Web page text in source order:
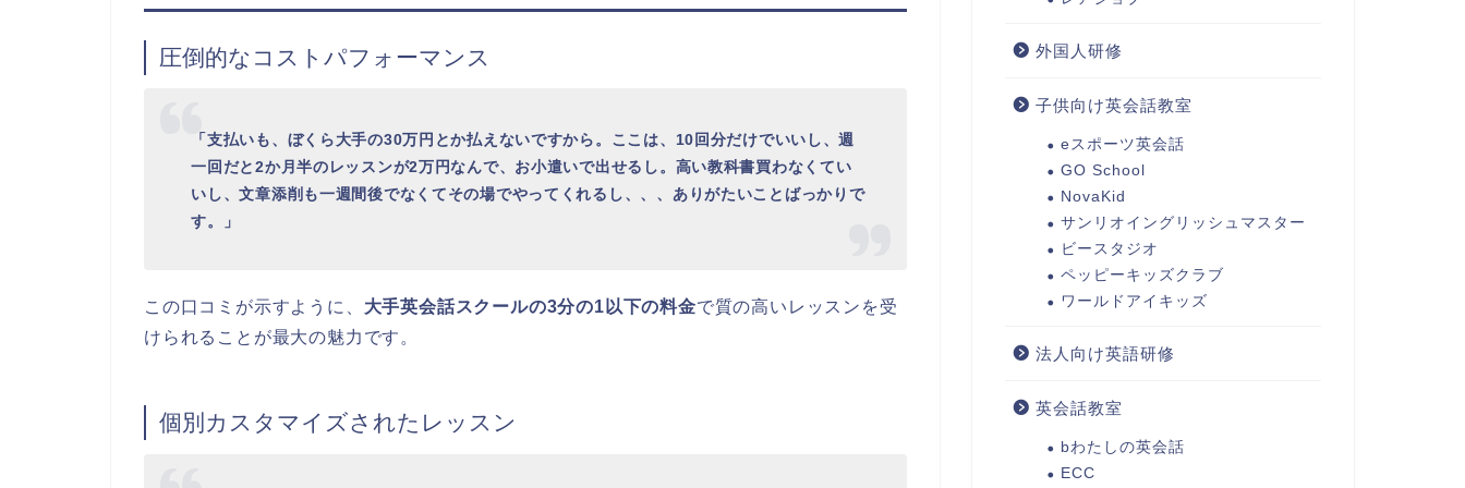
圧倒的なコストパフォーマンス
「支払いも、ぼくら大手の30万円とか払えないですから。ここは、10回分だけでいいし、週
一回だと2か月半のレッスンが2万円なんで、お小遣いで出せるし。高い教科書買わなくてい
いし、文章添削も一週間後でなくてその場でやってくれるし、、、ありがたいことばっかりで
す。」
この口コミが示すように、 大手英会話スクールの3分の1以下の料金で質の高いレッスンを受
けられることが最大の魅力です。
個別カスタマイズされたレッスン
外国人研修
子供向け英会話教室
eスポーツ英会話
GO School
NovaKid
サンリオイングリッシュマスター
ビースタジオ
ペッピーキッズクラブ
ワールドアイキッズ
法人向け英語研修
英会話教室
bわたしの英会話
ECC